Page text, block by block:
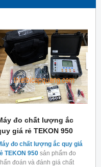
đo chất lượng ắc
giá rẻ TEKON 950
đo chất lượng ắc quy giá
TEKON 950 sản phẩm đo
đoán và đánh giá chất